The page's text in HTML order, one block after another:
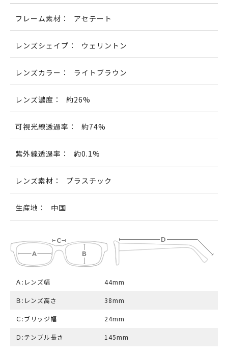
フレーム素材： アセテート
レンズシェイプ： ウェリントン
レンズカラー： ライトブラウン
レンズ濃度： 約26%
可視光線透過率： 約74%
紫外線透過率： 約0.1%
レンズ素材： プラスチック
生産地： 中国
Ａ:レンズ幅 44mm
Ｂ:レンズ高さ 38mm
Ｃ:ブリッジ幅 24mm
Ｄ:テンプル長さ 145mm